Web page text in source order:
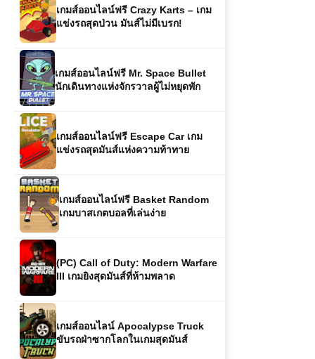
เกมส์ออนไลน์ฟรี Crazy Karts – เกม
แข่งรถสุดป่วน มันส์ไม่มีเบรก!
เกมส์ออนไลน์ฟรี Mr. Space Bullet
นักเดินทางแห่งจักรวาลผู้ไม่หยุดพัก
เกมส์ออนไลน์ฟรี Escape Car เกม
แข่งรถสุดมันส์แห่งความท้าทาย
เกมส์ออนไลน์ฟรี Basket Random
เกมบาสเกตบอลที่เล่นง่าย
(PC) Call of Duty: Modern Warfare
III เกมยิงสุดมันส์ที่ห้ามพลาด
เกมส์ออนไลน์ Apocalypse Truck
ขับรถฝ่าซากโลกในเกมสุดมันส์